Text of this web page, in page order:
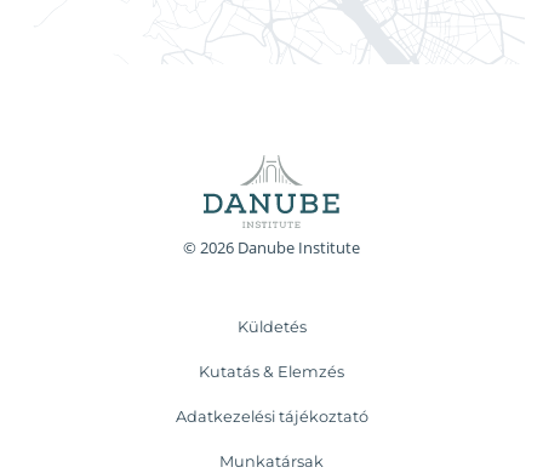
© 2026 Danube Institute
Küldetés
Kutatás & Elemzés
Adatkezelési tájékoztató
Munkatársak